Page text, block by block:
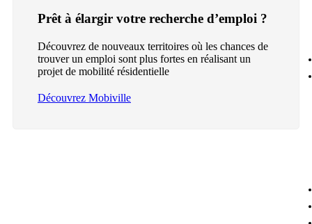
Prêt à élargir votre recherche d’emploi ?
Découvrez de nouveaux territoires où les chances de
trouver un emploi sont plus fortes en réalisant un
projet de mobilité résidentielle
Découvrez Mobiville